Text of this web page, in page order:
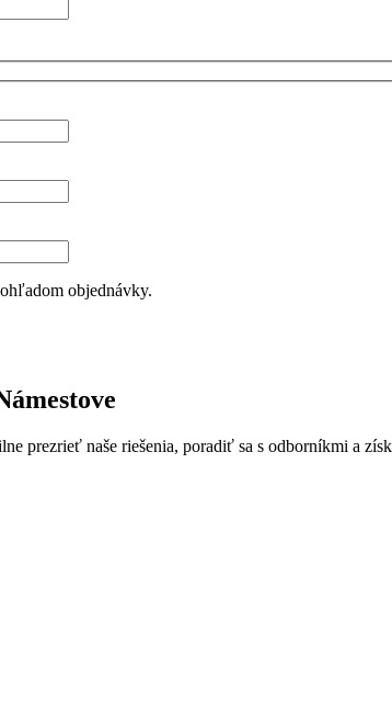
objednávky.
prezrieť naše riešenia, poradiť sa s odborníkmi a